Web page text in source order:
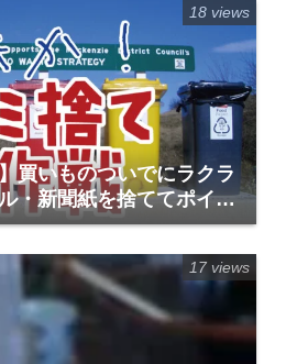
買いものついでにラクラ
・新聞紙を捨ててポイン
ション・スーパーセブン
18 views
17 views